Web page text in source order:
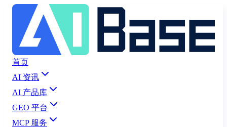
首页
AI 资讯
AI 产品库
GEO 平台
MCP 服务